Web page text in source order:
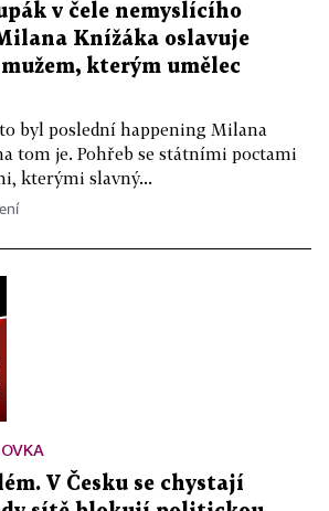
v čele nemyslícího
Knížáka oslavuje
kterým umělec
byl poslední happening Milana
tom je. Pohřeb se státními poctami
kterými slavný...
V Česku se chystají